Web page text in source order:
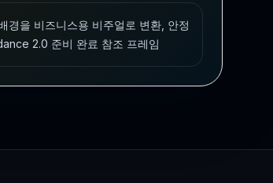
경을 비즈니스용 비주얼로 변환, 안정
2.0 준비 완료 참조 프레임